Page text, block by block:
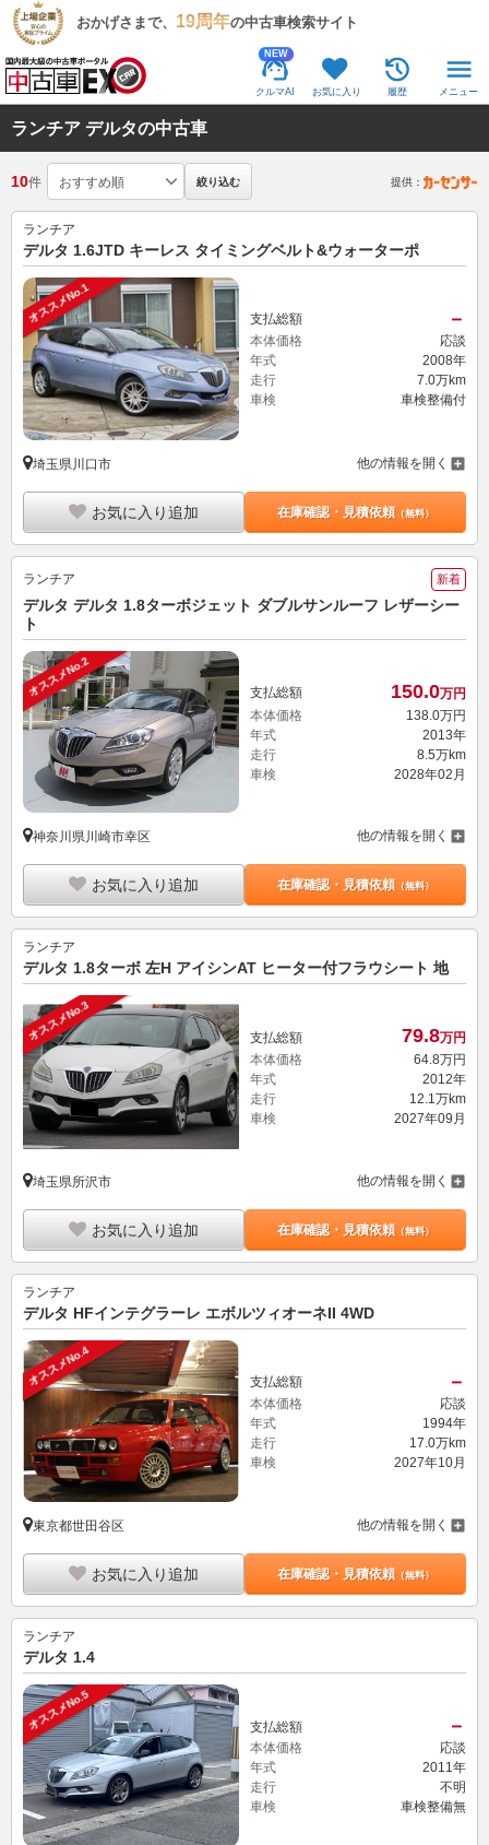
おかげさまで、 19周年の中古車検索サイト
NEW
クルマAI お気に入り 履歴 メニュー
ランチア デルタの中古車
10件 絞り込む 提供：
ランチア
デルタ 1.6JTD キーレス タイミングベルト&ウォーターポ
オススメNo.1 支払総額 －
本体価格
応談
年式
2008年
走行
7.0万km
車検
車検整備付
埼玉県川口市 他の情報を開く
お気に入り追加 在庫確認・見積依頼（無料）
ランチア 新着
デルタ デルタ 1.8ターボジェット ダブルサンルーフ レザーシー
ト
オススメNo.2 支払総額 150.0万円
本体価格
138. 0万円
年式
2013年
走行
8.5万km
車検
2028年02月
神奈川県川崎市幸区 他の情報を開く
お気に入り追加 在庫確認・見積依頼（無料）
ランチア
デルタ 1.8ターボ 左H アイシンAT ヒーター付フラウシート 地
オススメNo.3 支払総額 79.8万円
本体価格
64.8万円
年式
2012年
走行
12.1万km
車検
2027年09月
埼玉県所沢市 他の情報を開く
お気に入り追加 在庫確認・見積依頼（無料）
ランチア
デルタ HFインテグラーレ エボルツィオーネII 4WD
オススメNo.4 支払総額 －
本体価格
応談
年式
1994年
走行
17.0万km
車検
2027年10月
東京都世田谷区 他の情報を開く
お気に入り追加 在庫確認・見積依頼（無料）
ランチア
デルタ 1.4
オススメNo.5 支払総額 －
本体価格
応談
年式
2011年
走行
不明
車検
車検整備無